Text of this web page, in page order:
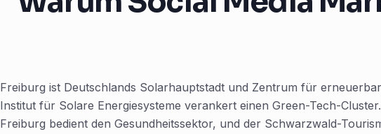
Freiburg ist Deutschlands Solarhauptstadt und Zentrum für
Institut für Solare Energiesysteme verankert einen Green-Tech-
Freiburg bedient den Gesundheitssektor, und der Schwarzwald-